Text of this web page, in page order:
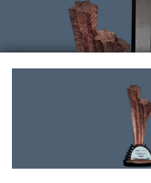
Сертификат